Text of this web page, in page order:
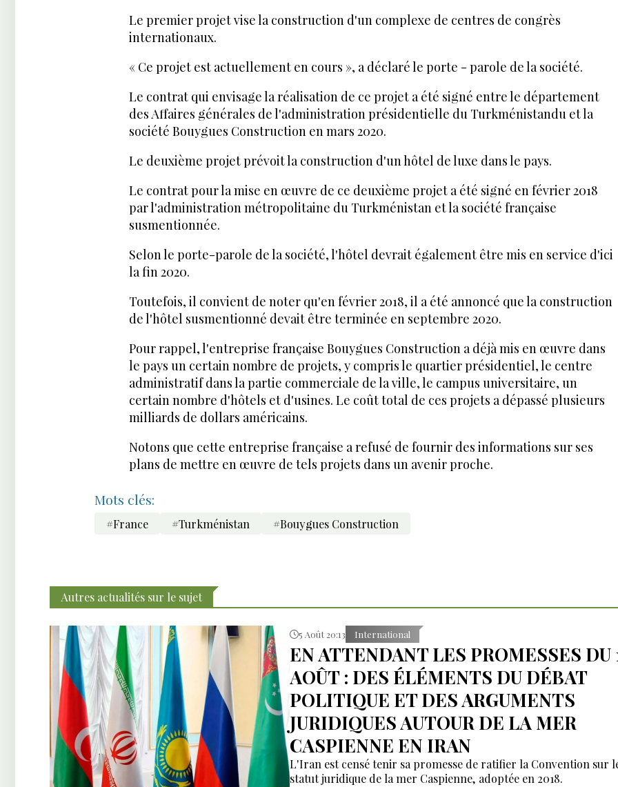
Le premier projet vise la construction d'un complexe de centres de congrès
internationaux.
« Ce projet est actuellement en cours », a déclaré le porte - parole de la société.
Le contrat qui envisage la réalisation de ce projet a été signé entre le département
des Affaires générales de l'administration présidentielle du Turkménistandu et la
société Bouygues Construction en mars 2020.
Le deuxième projet prévoit la construction d'un hôtel de luxe dans le pays.
Le contrat pour la mise en œuvre de ce deuxième projet a été signé en février 2018
par l'administration métropolitaine du Turkménistan et la société française
susmentionnée.
Selon le porte-parole de la société, l'hôtel devrait également être mis en service d'ici
la fin 2020.
Toutefois, il convient de noter qu'en février 2018, il a été annoncé que la construction
de l'hôtel susmentionné devait être terminée en septembre 2020.
Pour rappel, l'entreprise française Bouygues Construction a déjà mis en œuvre dans
le pays un certain nombre de projets, y compris le quartier présidentiel, le centre
administratif dans la partie commerciale de la ville, le campus universitaire, un
certain nombre d'hôtels et d'usines. Le coût total de ces projets a dépassé plusieurs
milliards de dollars américains.
Notons que cette entreprise française a refusé de fournir des informations sur ses
plans de mettre en œuvre de tels projets dans un avenir proche.
Mots clés:
#France #Turkménistan #Bouygues Construction
Autres actualités sur le sujet
5 Août 20:13 International
EN ATTENDANT LES PROMESSES DU
AOÛT : DES ÉLÉMENTS DU DÉBAT
POLITIQUE ET DES ARGUMENTS
JURIDIQUES AUTOUR DE LA MER
CASPIENNE EN IRAN
L'Iran est censé tenir sa promesse de ratifier la Convention sur
statut juridique de la mer Caspienne, adoptée en 2018.